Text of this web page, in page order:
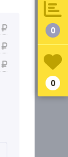
0
0